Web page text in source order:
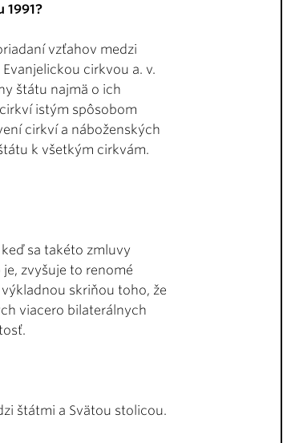
vzťahov medzi
cirkvou a. v.
štátu najmä o ich
istým spôsobom
cirkví a náboženských
k všetkým cirkvám.
sa takéto zmluvy
zvyšuje to renomé
skriňou toho, že
viacero bilaterálnych
štátmi a Svätou stolicou.